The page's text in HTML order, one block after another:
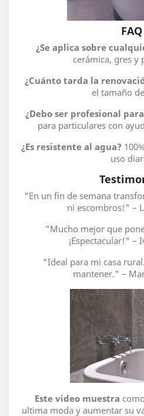
FAQ
¿Se aplica sobre
cerámica, gres y
¿Cuánto tarda la
el tamaño
¿Debo ser profesional
para particulares con
¿Es resistente al agua?
uso
"En un fin de semana
ni escombros!" –
"Mucho mejor que
¡Espectacular!" –
"Ideal para mi casa
mantener." –
Este video muestra
ultima moda y aumentar su